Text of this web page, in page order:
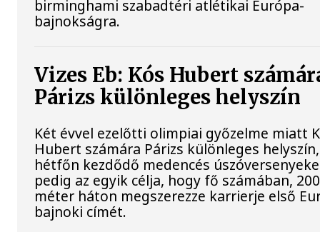
birminghami szabadtéri atlétikai Európa-
bajnokságra.
Vizes Eb: Kós Hubert
Párizs különleges helyszín
Két évvel ezelőtti olimpiai győzelme miatt
Hubert számára Párizs különleges
hétfőn kezdődő medencés
pedig az egyik célja, hogy fő számában, 200
méter háton megszerezze karrierje első
bajnoki címét.